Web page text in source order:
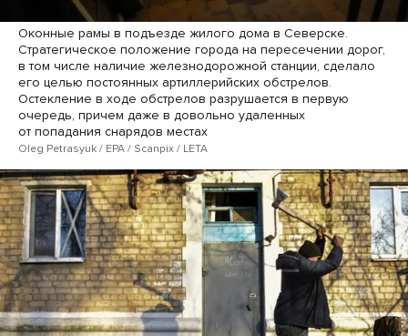
Оконные рамы в подъезде жилого дома в Северске.
Стратегическое положение города на пересечении дорог,
в том числе наличие железнодорожной станции, сделало
его целью постоянных артиллерийских обстрелов.
Остекление в ходе обстрелов разрушается в первую
очередь, причем даже в довольно удаленных
от попадания снарядов местах
Oleg Petrasyuk / EPA / Scanpix / LETA